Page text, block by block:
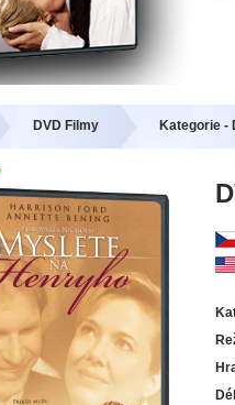
DVD Filmy Kategorie -